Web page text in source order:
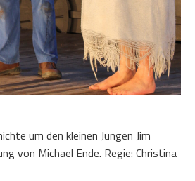
um den kleinen Jungen Jim
von Michael Ende. Regie: Christina